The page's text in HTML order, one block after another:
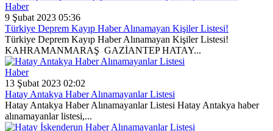
Haber
9 Şubat 2023 05:36
Türkiye Deprem Kayıp Haber Alınamayan Kişiler Listesi!
Türkiye Deprem Kayıp Haber Alınamayan Kişiler Listesi!
KAHRAMANMARAŞ GAZİANTEP HATAY...
Haber
13 Şubat 2023 02:02
Hatay Antakya Haber Alınamayanlar Listesi
Hatay Antakya Haber Alınamayanlar Listesi Hatay Antakya haber
alınamayanlar listesi,...